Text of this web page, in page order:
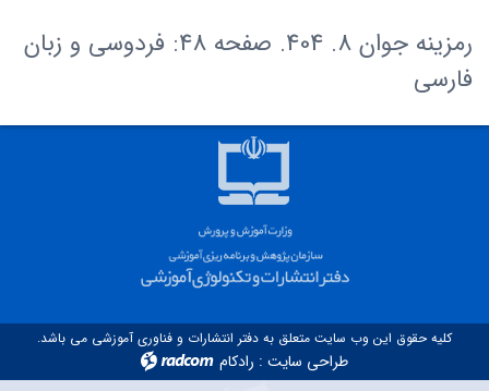
رمزینه جوان 8. 404. صفحه 48: فردوسی و زبان
فارسی
کلیه حقوق این وب سایت متعلق به دفتر انتشارات و فناوری آموزشی می باشد.
طراحی سایت : رادکام radcom